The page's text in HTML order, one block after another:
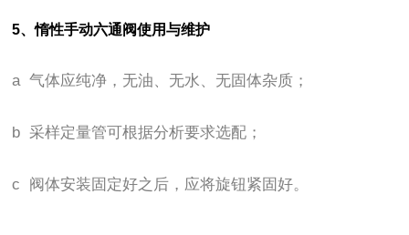
5、惰性手动六通阀使用与维护
a 气体应纯净，无油、无水、无固体杂质；
b 采样定量管可根据分析要求选配；
c 阀体安装固定好之后，应将旋钮紧固好。